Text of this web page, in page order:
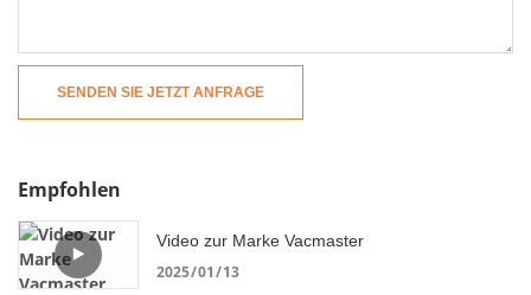
SENDEN SIE JETZT ANFRAGE
Empfohlen
Video zur Marke Vacmaster
2025 01 13